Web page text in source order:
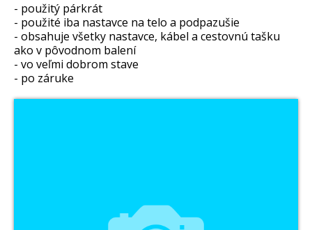
- použitý párkrát
- použité iba nastavce na telo a podpazušie
- obsahuje všetky nastavce, kábel a cestovnú tašku
ako v pôvodnom balení
- vo veľmi dobrom stave
- po záruke